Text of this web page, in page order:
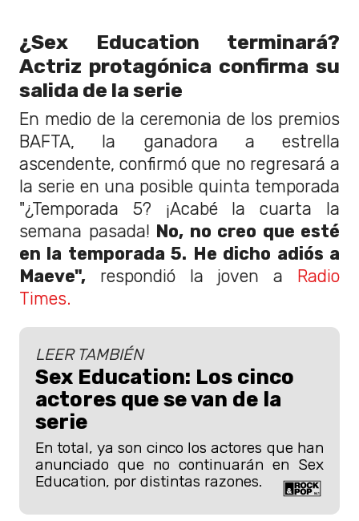
¿Sex Education terminará?
Actriz protagónica confirma su
salida de la serie
En medio de la ceremonia de los premios
BAFTA, la ganadora a estrella
ascendente, confirmó que no regresará a
la serie en una posible quinta temporada
"¿Temporada 5? ¡Acabé la cuarta la
semana pasada! No, no creo que esté
en la temporada 5. He dicho adiós a
Maeve", respondió la joven a Radio
Times.
LEER TAMBIÉN
Sex Education: Los cinco
actores que se van de la
serie
En total, ya son cinco los actores que han
anunciado que no continuarán en Sex
Education, por distintas razones.